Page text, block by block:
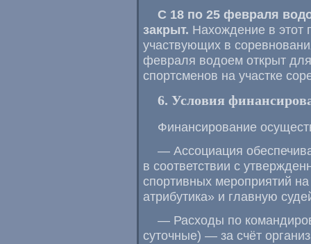
С 18 по 25 февраля
закрыт. Нахождение в этот
участвующих в
февраля водоем открыт
спортсменов на участке
6. Условия
Финансирование
— Ассоциация
в соответствии с
спортивных мероприятий
атрибутика» и главную
— Расходы по
суточные) — за счёт